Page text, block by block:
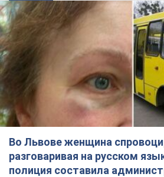
Во Львове женщина
разговаривая на русском
полиция составила